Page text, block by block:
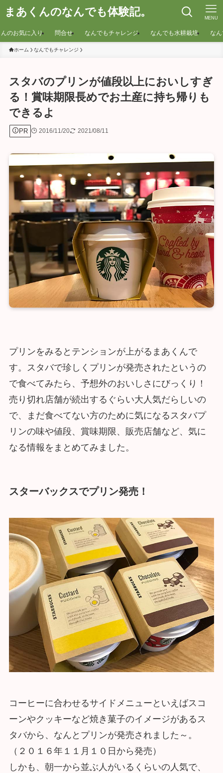
まあくんのなんでも体験記。 MENU
のお気に入り 問合せ なんでもチャレンジ なんでも水耕栽培 な
ホーム なんでもチャレンジ
スタバのプリンが値段以上においしすぎ
る！賞味期限長めでお土産に持ち帰りも
できるよ
PR 2016/11/20 2021/08/11
プリンをみるとテンションが上がるまあくんで
す。スタバで珍しくプリンが発売されたというの
で食べてみたら、予想外のおいしさにびっくり！
売り切れ店舗が続出するぐらい大人気だらしいの
で、まだ食べてない方のために気になるスタバプ
リンの味や値段、賞味期限、販売店舗など、気に
なる情報をまとめてみました。
スターバックスでプリン発売！
コーヒーに合わせるサイドメニューといえばスコ
ーンやクッキーなど焼き菓子のイメージがあるス
タバから、なんとプリンが発売されました～。
（２０１６年１１月１０日から発売）
しかも、朝一から並ぶ人がいるくらいの人気で、